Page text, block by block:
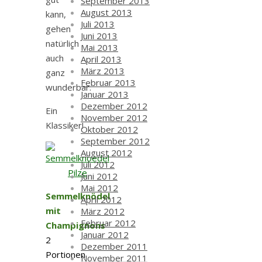
kann,
gehen
natürlich
auch
ganz
wunderbar.
Ein
Klassiker!
Semmelknödel
mit
Champignons
2
Portionen
August 2013
Juli 2013
Juni 2013
Mai 2013
April 2013
März 2013
Februar 2013
Januar 2013
Dezember 2012
November 2012
Oktober 2012
September 2012
August 2012
Juli 2012
Juni 2012
Mai 2012
April 2012
März 2012
Februar 2012
Januar 2012
Dezember 2011
November 2011